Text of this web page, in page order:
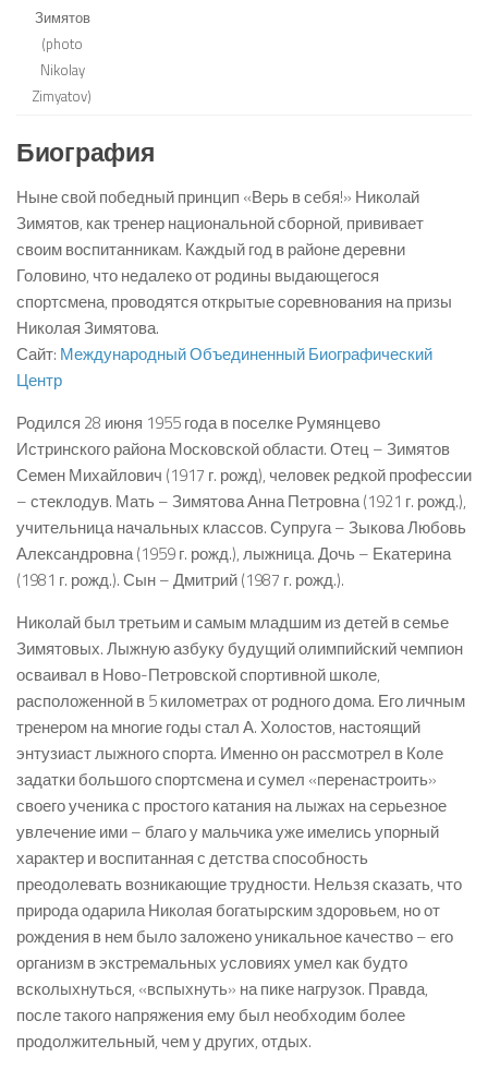
Биография
Ныне свой победный принцип «Верь в себя!» Николай
Зимятов, как тренер национальной сборной, прививает
своим воспитанникам. Каждый год в районе деревни
Головино, что недалеко от родины выдающегося
спортсмена, проводятся открытые соревнования на призы
Николая Зимятова.
Сайт: Международный Объединенный Биографический
Центр
Родился 28 июня 1955 года в поселке Румянцево
Истринского района Московской области. Отец – Зимятов
Семен Михайлович (1917 г. рожд), человек редкой профессии
– стеклодув. Мать – Зимятова Анна Петровна (1921 г. рожд.),
учительница начальных классов. Супруга – Зыкова Любовь
Александровна (1959 г. рожд.), лыжница. Дочь – Екатерина
(1981 г. рожд.). Сын – Дмитрий (1987 г. рожд.).
Николай был третьим и самым младшим из детей в семье
Зимятовых. Лыжную азбуку будущий олимпийский чемпион
осваивал в Ново-Петровской спортивной школе,
расположенной в 5 километрах от родного дома. Его личным
тренером на многие годы стал А. Холостов, настоящий
энтузиаст лыжного спорта. Именно он рассмотрел в Коле
задатки большого спортсмена и сумел «перенастроить»
своего ученика с простого катания на лыжах на серьезное
увлечение ими – благо у мальчика уже имелись упорный
характер и воспитанная с детства способность
преодолевать возникающие трудности. Нельзя сказать, что
природа одарила Николая богатырским здоровьем, но от
рождения в нем было заложено уникальное качество – его
организм в экстремальных условиях умел как будто
всколыхнуться, «вспыхнуть» на пике нагрузок. Правда,
после такого напряжения ему был необходим более
продолжительный, чем у других, отдых.